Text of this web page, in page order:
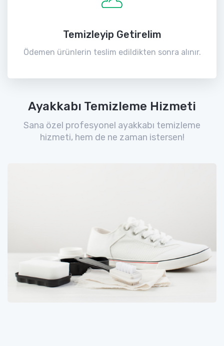
Temizleyip Getirelim
Ödemen ürünlerin teslim edildikten sonra alınır.
Ayakkabı Temizleme Hizmeti
Sana özel profesyonel ayakkabı temizleme
hizmeti, hem de ne zaman istersen!